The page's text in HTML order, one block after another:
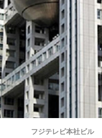
フジテレビ本社ビル